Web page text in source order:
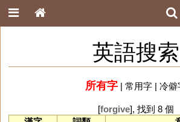
英語搜索
所有字| 常用字| 冷僻
[forgive], 找到 8 個